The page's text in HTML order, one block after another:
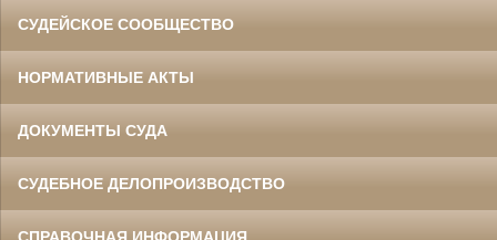
СУДЕЙСКОЕ СООБЩЕСТВО
НОРМАТИВНЫЕ АКТЫ
ДОКУМЕНТЫ СУДА
СУДЕБНОЕ ДЕЛОПРОИЗВОДСТВО